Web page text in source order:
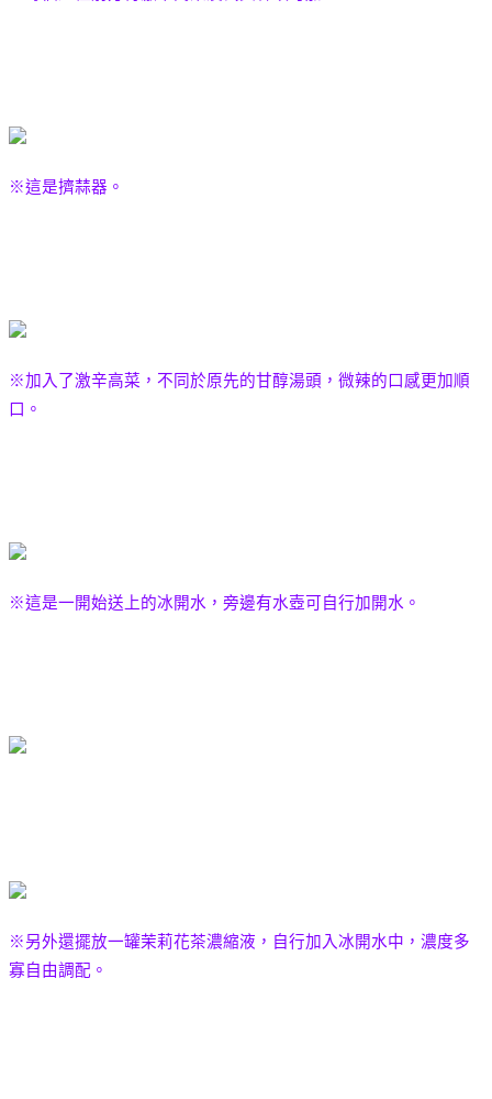
※這是擠蒜器。
※加入了激辛高菜，不同於原先的甘醇湯頭，微辣的口感更加順
口。
※這是一開始送上的冰開水，旁邊有水壺可自行加開水。
※另外還擺放一罐茉莉花茶濃縮液，自行加入冰開水中，濃度多
寡自由調配。